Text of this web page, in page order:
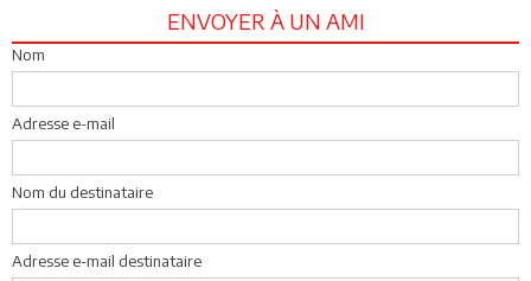
ENVOYER À UN AMI
Nom
Adresse e-mail
Nom du destinataire
Adresse e-mail destinataire